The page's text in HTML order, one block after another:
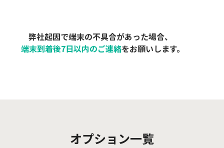
弊社起因で端末の不具合があった場合、
端末到着後7日以内のご連絡をお願いします。
オプション一覧